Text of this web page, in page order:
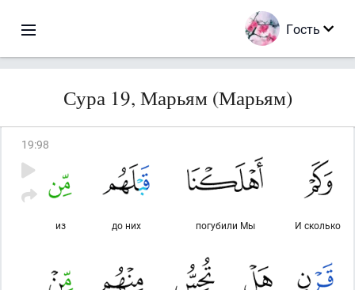
Гость
Сура 19, Марьям (Марьям)
19:98
И сколько
погубили Мы
до них
из